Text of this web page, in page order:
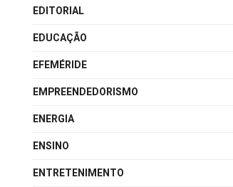
EDITORIAL
EDUCAÇÃO
EFEMÉRIDE
EMPREENDEDORISMO
ENERGIA
ENSINO
ENTRETENIMENTO